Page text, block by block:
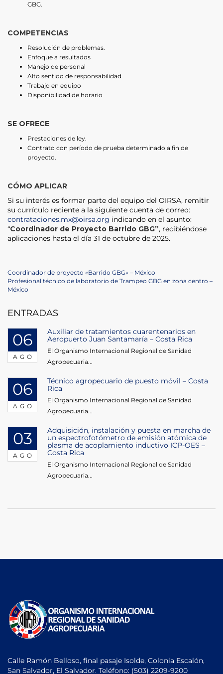
GBG.
COMPETENCIAS
Resolución de problemas.
Enfoque a resultados
Manejo de personal
Alto sentido de responsabilidad
Trabajo en equipo
Disponibilidad de horario
SE OFRECE
Prestaciones de ley.
Contrato con período de prueba determinado a fin de
proyecto.
CÓMO APLICAR
Si su interés es formar parte del equipo del OIRSA, remitir
su currículo reciente a la siguiente cuenta de correo:
contrataciones.mx@oirsa.org indicando en el asunto:
“Coordinador de Proyecto Barrido GBG”, recibiéndose
aplicaciones hasta el día 31 de octubre de 2025.
Navegación
de
entradas
Previous
Post
Coordinador de proyecto «Barrido GBG» – México
Next
Post
Profesional técnico de laboratorio de Trampeo GBG en zona centro –
México
ENTRADAS
06
AGO
Auxiliar de tratamientos cuarentenarios en
Aeropuerto Juan Santamaría – Costa Rica
El Organismo Internacional Regional de Sanidad
Agropecuaria...
06
AGO
Técnico agropecuario de puesto móvil – Costa
Rica
El Organismo Internacional Regional de Sanidad
Agropecuaria...
03
AGO
Adquisición, instalación y puesta en marcha de
un espectrofotómetro de emisión atómica de
plasma de acoplamiento inductivo ICP-OES –
Costa Rica
El Organismo Internacional Regional de Sanidad
Agropecuaria...
Calle Ramón Belloso, final pasaje Isolde, Colonia Escalón,
San Salvador, El Salvador. Teléfono: (503) 2209-9200